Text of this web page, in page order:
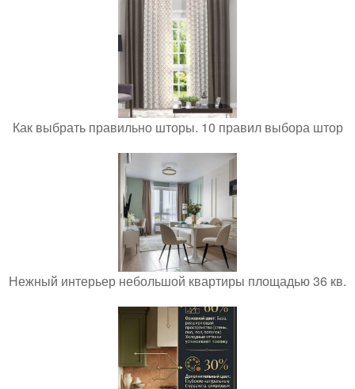
Как выбрать правильно шторы. 10 правил выбора штор
Нежный интерьер небольшой квартиры площадью 36 кв.